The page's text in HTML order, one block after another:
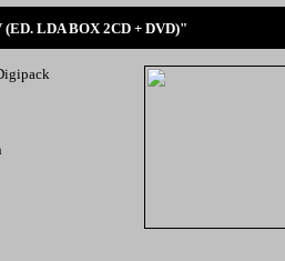
(ED. LDA BOX 2CD + DVD)"